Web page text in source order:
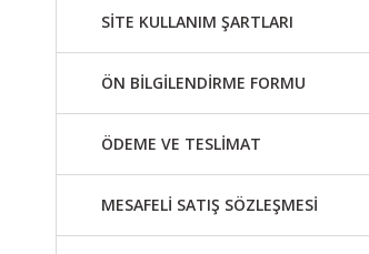
SİTE KULLANIM ŞARTLARI
ÖN BİLGİLENDİRME FORMU
ÖDEME VE TESLİMAT
MESAFELİ SATIŞ SÖZLEŞMESİ